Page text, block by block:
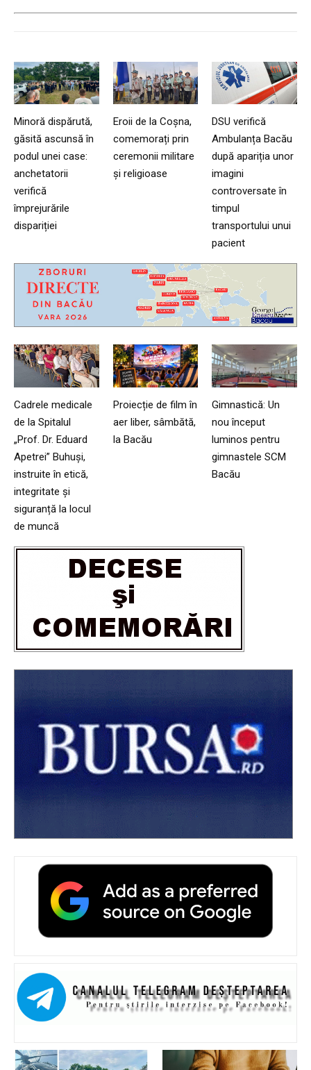
Minoră dispărută,
găsită ascunsă în
podul unei case:
anchetatorii
verifică
împrejurările
dispariției
Eroii de la Coșna,
comemorați prin
ceremonii militare
și religioase
DSU verifică
Ambulanța Bacău
după apariția unor
imagini
controversate în
timpul
transportului unui
pacient
Cadrele medicale
de la Spitalul
„Prof. Dr. Eduard
Apetrei” Buhuși,
instruite în etică,
integritate și
siguranță la locul
de muncă
Proiecție de film în
aer liber, sâmbătă,
la Bacău
Gimnastică: Un
nou început
luminos pentru
gimnastele SCM
Bacău